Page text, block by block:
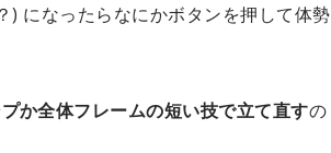
) になったらなにかボタンを押して体勢
か全体フレームの短い技で立て直すの